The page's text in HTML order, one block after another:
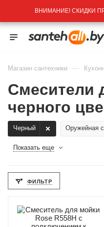
ВНИМАНИЕ! СКИДКИ
Магазин сантехники —
Смесители
черного
Черный Оружейная
Показать еще
ФИЛЬТР